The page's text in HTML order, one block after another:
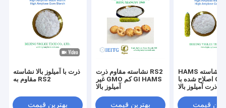
ذرت با آميلوز بالا نشاسته
مقاوم به RS2
بهترین قیمت
نشاسته مقاوم ذرت RS2
غیر GMO کم GI HAMS
آمیلوز بالا
بهترین قیمت
HAMS ذرت نشاسته
اصلاح شده با GI پایین
ذرت آمیلوز بالا
قیمت